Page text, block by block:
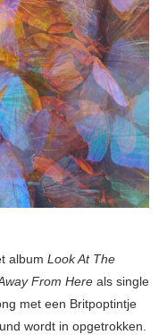
album Look At The
From Here als single
met een Britpoptintje
wordt in opgetrokken.